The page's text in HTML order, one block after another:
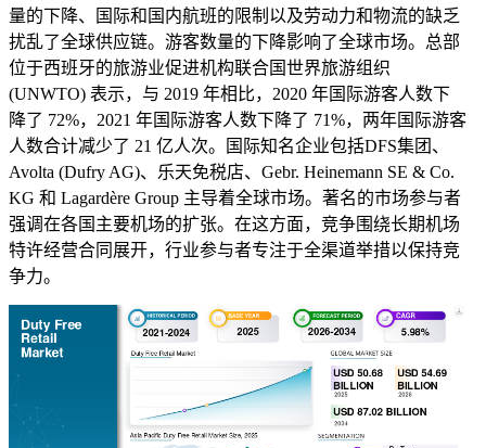
量的下降、国际和国内航班的限制以及劳动力和物流的缺乏
扰乱了全球供应链。游客数量的下降影响了全球市场。总部
位于西班牙的旅游业促进机构联合国世界旅游组织
(UNWTO) 表示，与 2019 年相比，2020 年国际游客人数下
降了 72%，2021 年国际游客人数下降了 71%，两年国际游客
人数合计减少了 21 亿人次。国际知名企业包括DFS集团、
Avolta (Dufry AG)、乐天免税店、Gebr. Heinemann SE & Co.
KG 和 Lagardère Group 主导着全球市场。著名的市场参与者
强调在各国主要机场的扩张。在这方面，竞争围绕长期机场
特许经营合同展开，行业参与者专注于全渠道举措以保持竞
争力。